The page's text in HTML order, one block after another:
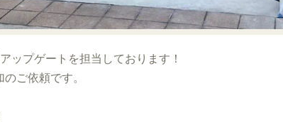
ップゲートを担当しております！
ご依頼です。